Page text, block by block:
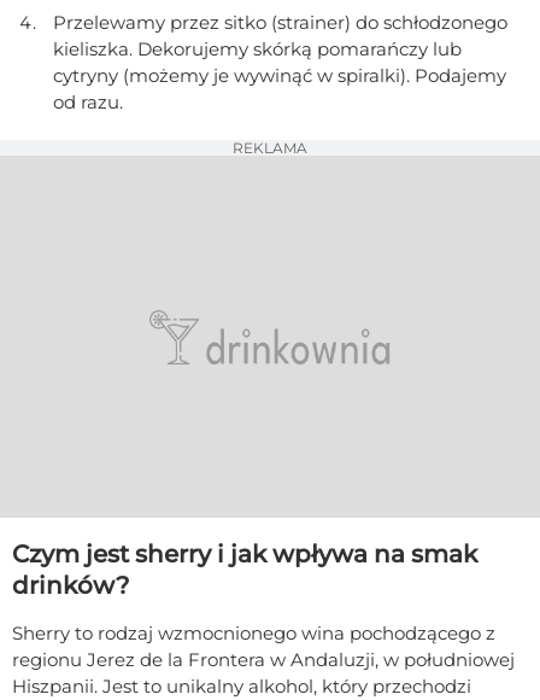
Przelewamy przez sitko (strainer) do schłodzonego
kieliszka. Dekorujemy skórką pomarańczy lub
cytryny (możemy je wywinąć w spiralki). Podajemy
od razu.
REKLAMA
Czym jest sherry i jak wpływa na smak
drinków?
Sherry to rodzaj wzmocnionego wina pochodzącego z
regionu Jerez de la Frontera w Andaluzji, w południowej
Hiszpanii. Jest to unikalny alkohol, który przechodzi